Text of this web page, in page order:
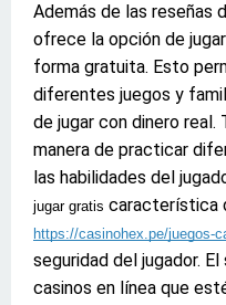
Además de las reseñas
ofrece la opción de
forma gratuita. Esto
diferentes juegos y
de jugar con dinero
manera de practicar
las habilidades del
jugar gratis característica
https://casinohex.pe/juegos-
seguridad del jugador.
casinos en línea que